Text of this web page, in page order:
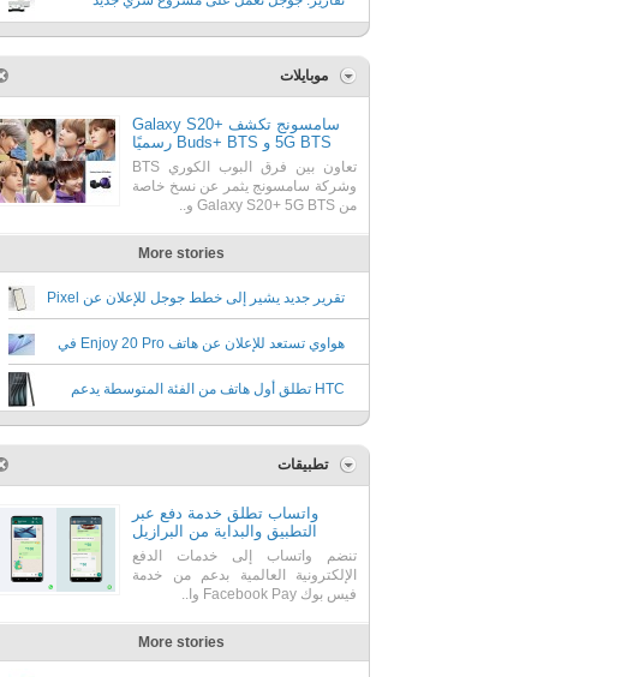
موبايلات
سامسونج تكشف Galaxy S20+
5G BTS و Buds+ BTS رسميًا
تعاون بين فرق البوب الكوري BTS
وشركة سامسونج يثمر عن نسخ خاصة
من Galaxy S20+ 5G BTS و..
More stories
تقرير جديد يشير إلى خطط جوجل للإعلان عن Pixel
هواوي تستعد للإعلان عن هاتف Enjoy 20 Pro في
19 من يونيو
HTC تطلق أول هاتف من الفئة المتوسطة يدعم
الجيل الخامس
تطبيقات
واتساب تطلق خدمة دفع عبر
التطبيق والبداية من البرازيل
تنضم واتساب إلى خدمات الدفع
الإلكترونية العالمية بدعم من خدمة
فيس بوك Facebook Pay وا..
More stories